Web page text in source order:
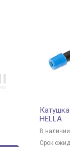
HELLA
В
Срок